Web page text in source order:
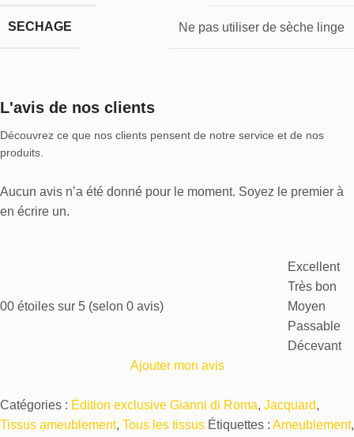
SECHAGE Ne pas utiliser de sèche linge
L'avis de nos clients
Découvrez ce que nos clients pensent de notre service et de nos
produits.
Aucun avis n’a été donné pour le moment. Soyez le premier à
en écrire un.
00 étoiles sur 5 (selon 0 avis)
Excellent
Très bon
Moyen
Passable
Décevant
Ajouter mon avis
Catégories : Édition exclusive Gianni di Roma, Jacquard,
Tissus ameublement, Tous les tissus Étiquettes : Ameublement,